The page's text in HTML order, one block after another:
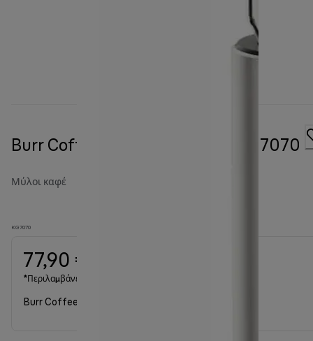
Burr Coffee grinder FreshSet KG 7070
Μύλοι καφέ
KG7070
77,90 €
*Περιλαμβάνεται ΦΠΑ
Burr Coffee grinder FreshSet KG 7070